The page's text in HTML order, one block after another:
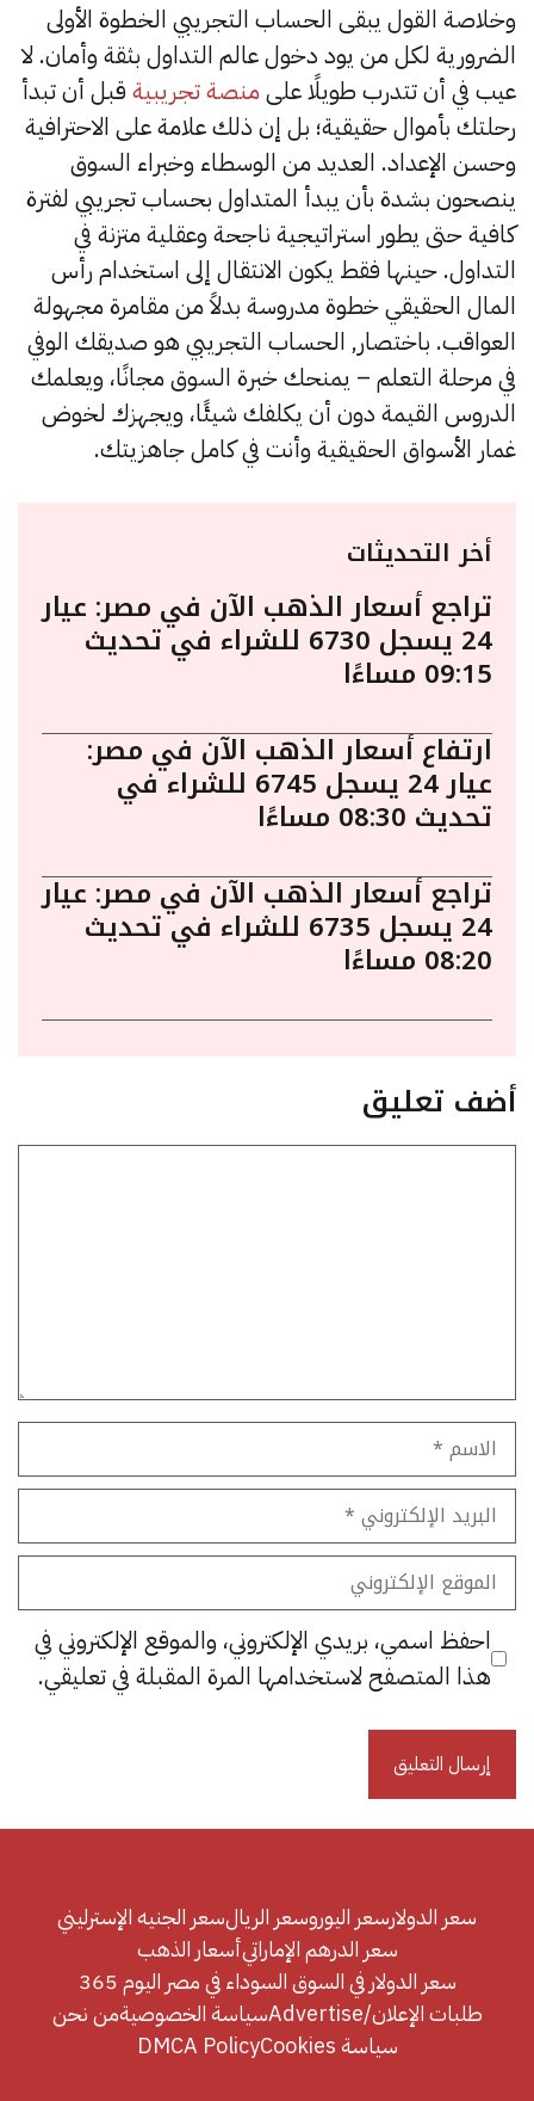
وخلاصة القول يبقى الحساب التجريبي الخطوة الأولى
الضرورية لكل من يود دخول عالم التداول بثقة وأمان. لا
عيب في أن تتدرب طويلًا على منصة تجريبية قبل أن تبدأ
رحلتك بأموال حقيقية؛ بل إن ذلك علامة على الاحترافية
وحسن الإعداد. العديد من الوسطاء وخبراء السوق
ينصحون بشدة بأن يبدأ المتداول بحساب تجريبي لفترة
كافية حتى يطور استراتيجية ناجحة وعقلية متزنة في
التداول. حينها فقط يكون الانتقال إلى استخدام رأس
المال الحقيقي خطوة مدروسة بدلاً من مقامرة مجهولة
العواقب. باختصار, الحساب التجريبي هو صديقك الوفي
في مرحلة التعلم – يمنحك خبرة السوق مجانًا، ويعلمك
الدروس القيمة دون أن يكلفك شيئًا، ويجهزك لخوض
غمار الأسواق الحقيقية وأنت في كامل جاهزيتك.
أخر التحديثات
تراجع أسعار الذهب الآن في مصر: عيار
24 يسجل 6730 للشراء في تحديث
09:15 مساءًا
ارتفاع أسعار الذهب الآن في مصر:
عيار 24 يسجل 6745 للشراء في
تحديث 08:30 مساءًا
تراجع أسعار الذهب الآن في مصر: عيار
24 يسجل 6735 للشراء في تحديث
08:20 مساءًا
أضف تعليق
الاسم
البريد
الإلكتروني
الموقع
الإلكتروني
احفظ اسمي، بريدي الإلكتروني، والموقع الإلكتروني في
هذا المتصفح لاستخدامها المرة المقبلة في تعليقي.
سعر الدولارسعر اليوروسعر الريالسعر الجنيه الإسترليني
سعر الدرهم الإماراتيأسعار الذهب
سعر الدولار في السوق السوداء في مصر اليوم 365
طلبات الإعلان/Advertise
سياسة الخصوصيةمن نحن
سياسة Cookies
DMCA Policy